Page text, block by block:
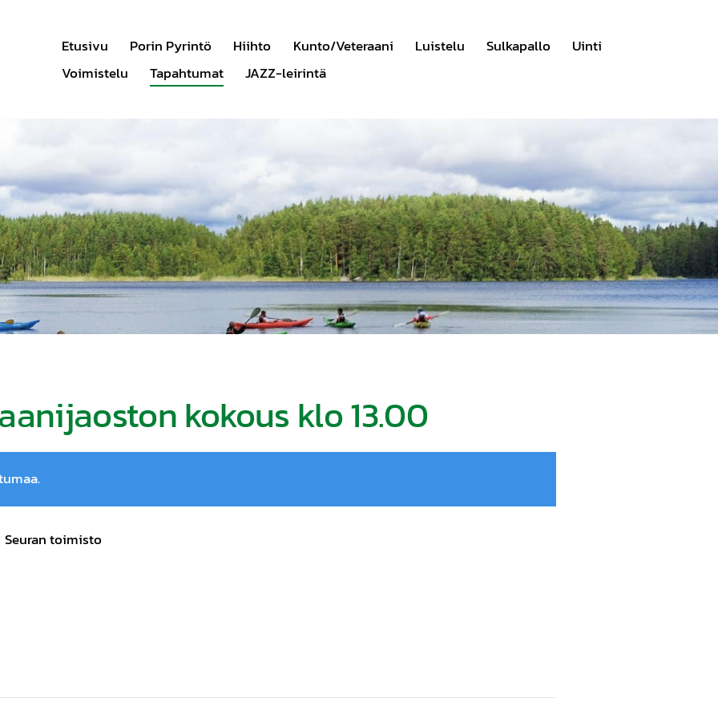
Etusivu Porin Pyrintö Hiihto Kunto/Veteraani Luistelu Sulkapallo
Uinti
Voimistelu
Tapahtumat JAZZ-leirintä
kokous klo 13.00
Seuran toimisto